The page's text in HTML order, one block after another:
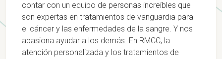
contar con un equipo de personas increíbles que
son expertas en tratamientos de vanguardia para
el cáncer y las enfermedades de la sangre. Y nos
apasiona ayudar a los demás. En RMCC, la
atención personalizada y los tratamientos de